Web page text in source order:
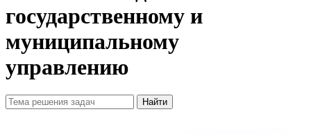
государственному и
муниципальному
управлению
Найти